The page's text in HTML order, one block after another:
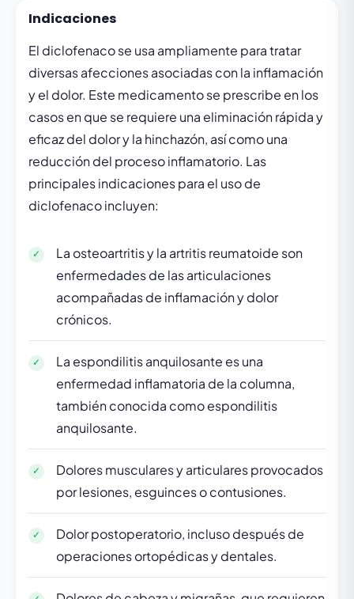
Indicaciones
El diclofenaco se usa ampliamente para tratar
diversas afecciones asociadas con la inflamación
y el dolor. Este medicamento se prescribe en los
casos en que se requiere una eliminación rápida y
eficaz del dolor y la hinchazón, así como una
reducción del proceso inflamatorio. Las
principales indicaciones para el uso de
diclofenaco incluyen:
La osteoartritis y la artritis reumatoide son
enfermedades de las articulaciones
acompañadas de inflamación y dolor
crónicos.
La espondilitis anquilosante es una
enfermedad inflamatoria de la columna,
también conocida como espondilitis
anquilosante.
Dolores musculares y articulares provocados
por lesiones, esguinces o contusiones.
Dolor postoperatorio, incluso después de
operaciones ortopédicas y dentales.